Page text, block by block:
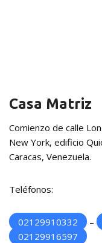
Casa Matriz
Comienzo de calle
New York, edificio
Caracas, Venezuela.
Teléfonos:
02129910332 –
02129916597